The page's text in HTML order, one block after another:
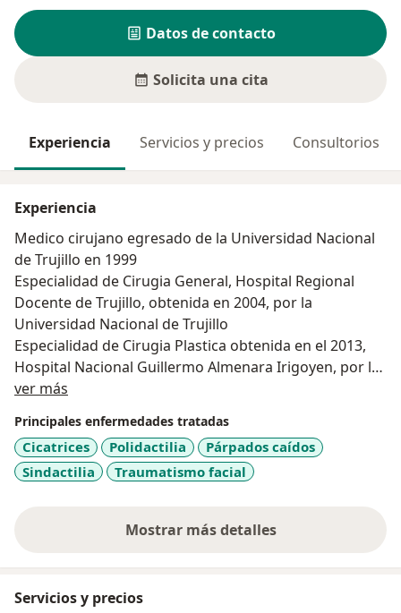
Datos de contacto
Solicita una cita
Experiencia Servicios y precios Consultorios
Experiencia
Medico cirujano egresado de la Universidad Nacional
de Trujillo en 1999
Especialidad de Cirugia General, Hospital Regional
Docente de Trujillo, obtenida en 2004, por la
Universidad Nacional de Trujillo
Especialidad de Cirugia Plastica obtenida en el 2013,
Hospital Nacional Guillermo Almenara Irigoyen, por la
Universidad San Martín de Porrres
ver más
Principales enfermedades tratadas
Cicatrices Polidactilia
Párpados caídos
Sindactilia
Traumatismo facial
Mostrar más detalles
sobre la experiencia
Servicios y precios